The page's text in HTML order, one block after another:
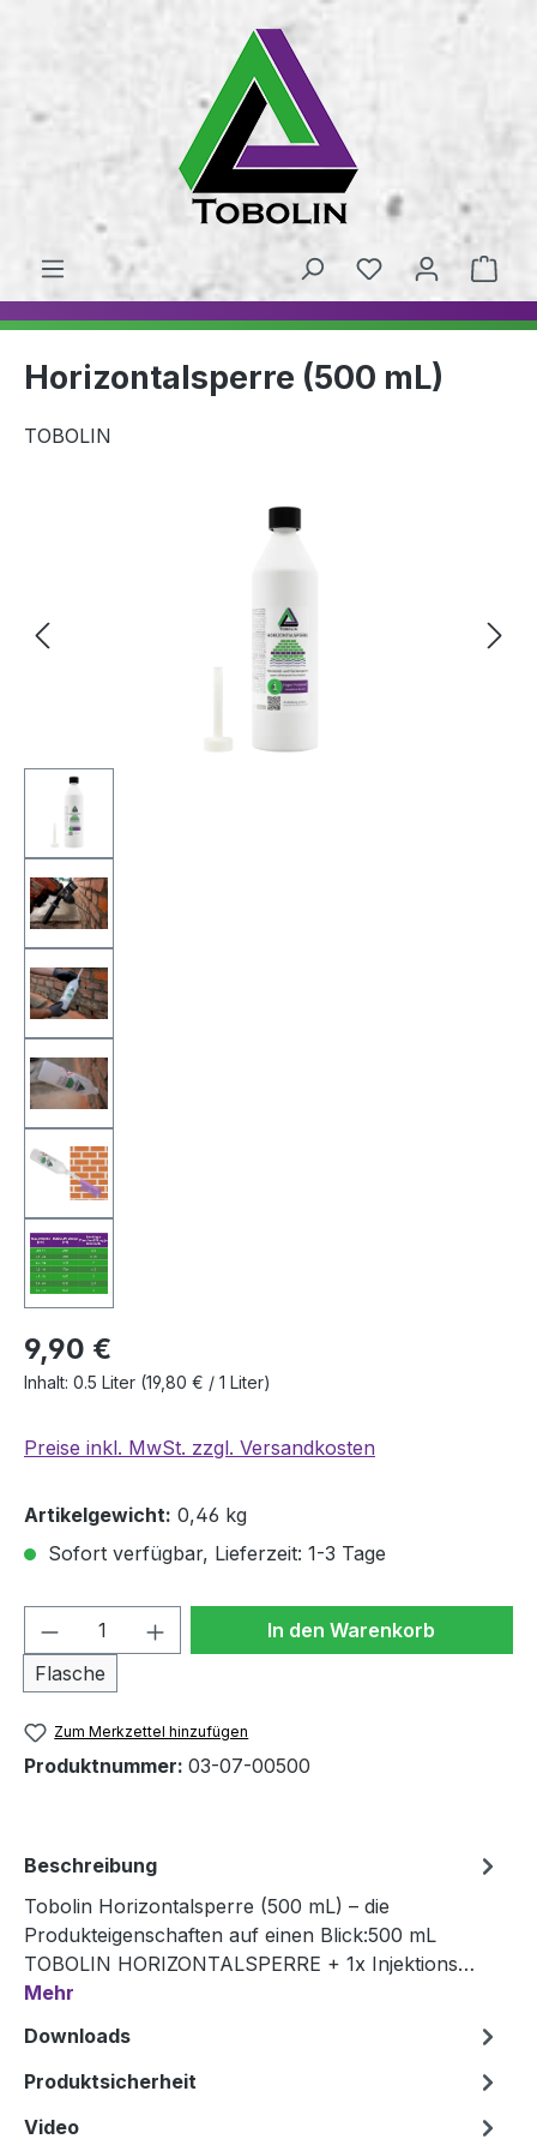
Horizontalsperre (500 mL)
TOBOLIN
9,90 €
Inhalt: 0.5 Liter (19,80 € / 1 Liter)
Preise inkl. MwSt. zzgl. Versandkosten
Artikelgewicht: 0,46 kg
Sofort verfügbar, Lieferzeit: 1-3 Tage
Produkt Anzahl: Gib den
Flasche
In den Warenkorb
Zum Merkzettel hinzufügen
Produktnummer: 03-07-00500
Beschreibung
Tobolin Horizontalsperre (500 mL) – die
Produkteigenschaften auf einen Blick:500 mL
TOBOLIN HORIZONTALSPERRE + 1x Injektions…
Mehr
Downloads
Produktsicherheit
Video